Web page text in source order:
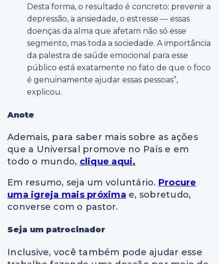
Desta forma, o resultado é concreto: prevenir a
depressão, a ansiedade, o estresse — essas
doenças da alma que afetam não só esse
segmento, mas toda a sociedade. A importância
da palestra de saúde emocional para esse
público está exatamente no fato de que o foco
é genuinamente ajudar essas pessoas”,
explicou.
Anote
Ademais, para saber mais sobre as ações
que a Universal promove no País e em
todo o mundo, clique aqui.
Em resumo, seja um voluntário. Procure
uma igreja mais próxima e, sobretudo,
converse com o pastor.
Seja um patrocinador
Inclusive, você também pode ajudar esse